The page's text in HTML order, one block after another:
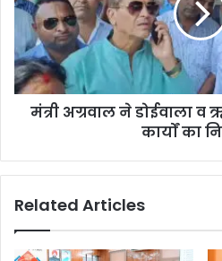
मंत्री अग्रवाल ने डोईवाला
कार्यों का
Related Articles